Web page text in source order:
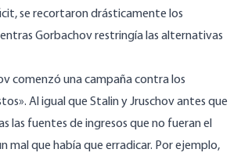
se recortaron drásticamente los
Gorbachov restringía las alternativas
comenzó una campaña contra los
Al igual que Stalin y Jruschov antes que
las fuentes de ingresos que no fueran el
mal que había que erradicar. Por ejemplo,